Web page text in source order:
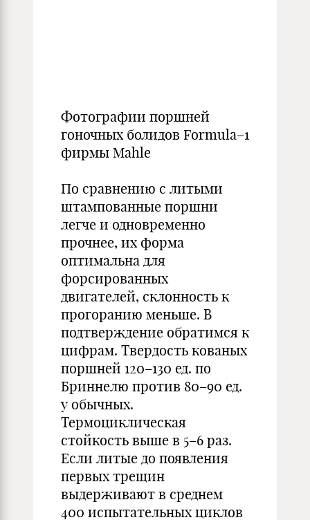
Фотографии поршней
гоночных болидов Formula–1
фирмы Mahle
По сравнению с литыми
штампованные поршни
легче и одновременно
прочнее, их форма
оптимальна для
форсированных
двигателей, склонность к
прогоранию меньше. В
подтверждение обратимся к
цифрам. Твердость кованых
поршней 120–130 ед. по
Бриннелю против 80–90 ед.
у обычных.
Термоциклическая
стойкость выше в 5–6 раз.
Если литые до появления
первых трещин
выдерживают в среднем
400 испытательных циклов